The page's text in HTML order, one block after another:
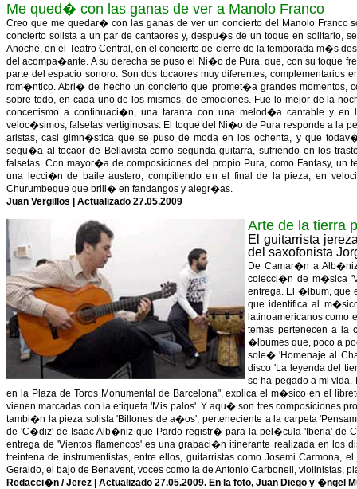
Me qued� con las ganas de ver a Manolo Franco
Creo que me quedar� con las ganas de ver un concierto del Manolo Franco
concierto solista a un par de cantaores y, despu�s de un toque en solitario,
Anoche, en el Teatro Central, en el concierto de cierre de la temporada m�s
del acompa�ante. A su derecha se puso el Ni�o de Pura, que, con su toque
parte del espacio sonoro. Son dos tocaores muy diferentes, complementarios
rom�ntico. Abri� de hecho un concierto que promet�a grandes momentos,
sobre todo, en cada uno de los mismos, de emociones. Fue lo mejor de la
concertismo a continuaci�n, una taranta con una melod�a cantable y
veloc�simos, falsetas vertiginosas. El toque del Ni�o de Pura responde a la
aristas, casi gimn�stica que se puso de moda en los ochenta, y que
segu�a al tocaor de Bellavista como segunda guitarra, sufriendo en los
falsetas. Con mayor�a de composiciones del propio Pura, como Fantasy, un
una lecci�n de baile austero, compitiendo en el final de la pieza, en
Churumbeque que brill� en fandangos y alegr�as.
Juan Vergillos | Actualizado 27.05.2009
Arte de la tierra
El guitarrista
del saxofonista
De Camar�n a
colecci�n de m�sica
entrega. El �lbum, que
que identifica al
latinoamericanos como
temas pertenecen a la
�lbumes que, poco a
sole� 'Homenaje al
disco 'La leyenda del
se ha pegado a mi
en la Plaza de Toros Monumental de Barcelona", explica el m�sico en el
vienen marcadas con la etiqueta 'Mis palos'. Y aqu� son tres composiciones
tambi�n la pieza solista 'Billones de a�os', perteneciente a la carpeta
de 'C�diz' de Isaac Alb�niz que Pardo registr� para la pel�cula 'Iberia' de
entrega de 'Vientos flamencos' es una grabaci�n itinerante realizada en los
treintena de instrumentistas, entre ellos, guitarristas como Josemi Carmona,
Geraldo, el bajo de Benavent, voces como la de Antonio Carbonell, violinistas,
Redacci�n / Jerez | Actualizado 27.05.2009. En la foto, Juan Diego y